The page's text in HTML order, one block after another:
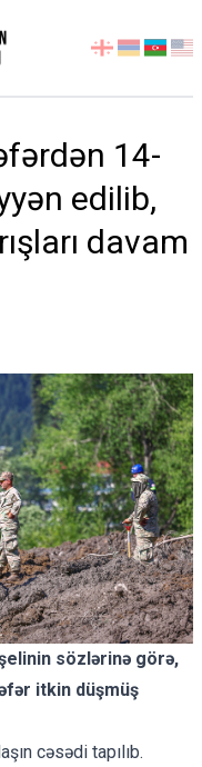
აირჩიეთ
14-
edilib,
davam
sözlərinə görə,
itkin düşmüş
cəsədi tapılıb.